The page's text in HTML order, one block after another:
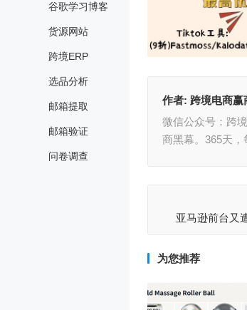
谷歌学习博客
货源网站
跨境ERP
选品分析
邮箱提取
邮箱验证
问卷调查
作者: 跨境电商赢
微信公众号：跨
商黑幕。365天
亚马逊前台又
为您推荐